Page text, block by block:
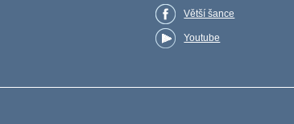
Větší šance
Youtube